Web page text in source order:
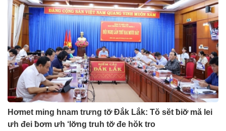
Hơmet ming hnam trưng tơ̆ Đắk Lắk: Tŏ sĕt ƀiơ̆ mă lei
ưh đei ƀơm ưh ‘lơ̆ng truh tơ̆ đe hŏk tro